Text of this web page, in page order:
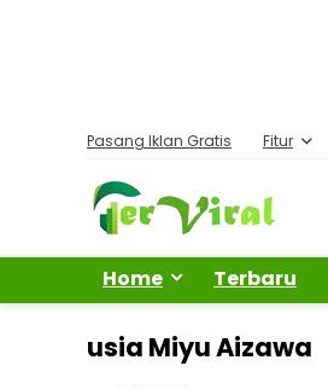
Pasang Iklan Gratis Fitur
Home Terbaru
usia Miyu Aizawa